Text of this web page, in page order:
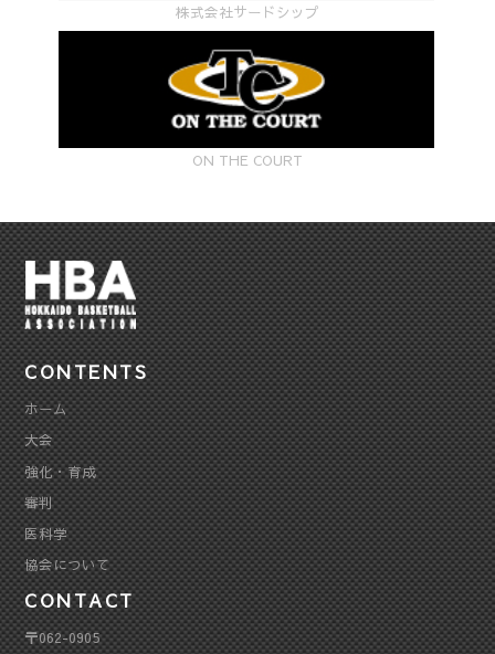
株式会社サードシップ
ON THE COURT
CONTENTS
ホーム
大会
強化・育成
審判
医科学
協会について
CONTACT
〒062-0905